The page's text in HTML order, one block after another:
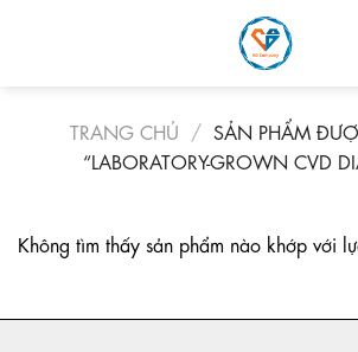
TRANG CHỦ / SẢN PHẨM
“LABORATORY-GROWN CVD
Không tìm thấy sản phẩm nào khớp với